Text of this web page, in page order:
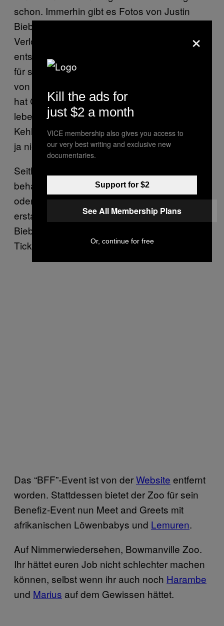
schon. Immerhin gibt es Fotos von Justin
Bieber mit einem Tiger, die bei der
Verlobungsfeier seines Vaters im Zoo
entstanden sind. PETA kritisierte Bieber heftig
für sein Verhalten. Die Senior-Vizepräsidentin
von PETA, Lisa Lange, sagte: “Justin Bieber
hat Glück, dass dieser in Gefangenschaft
lebende, stressbelastete Tiger ihm nicht die
Kehle herausgerissen hat.” Nein, das würde
ja niemand wollen.
Seither hat Carroll zurückgerudert und
behauptet, Bieber “wird vielleicht erscheinen
oder vielleicht nicht”. Berichten zufolge
erstattet der Zoo nun die 295 Dollar der
Bieber-Fans, die sich scharenweise auf die
Tickets gestürzt hatten.
Das “BFF”-Event ist von derWebsite entfernt
worden. Stattdessen bietet der Zoo für sein
Benefiz-Event nun Meet and Greets mit
afrikanischen Löwenbabys und Lemuren.
Auf Nimmerwiedersehen, Bowmanville Zoo.
Ihr hättet euren Job nicht schlechter machen
können, selbst wenn ihr auch noch Harambe
und Marius auf dem Gewissen hättet.
×
Kill the ads for
just $2 a month
VICE membership also gives you access to
our very best writing and exclusive new
documentaries.
Support for $2
See All Membership Plans
Or, continue for free